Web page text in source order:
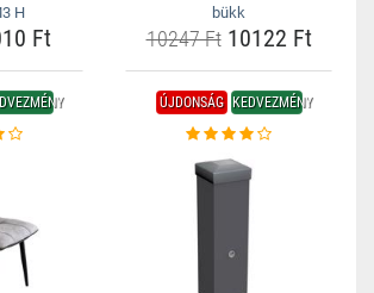
H
Ft
bükk
10247 Ft10122 Ft
ÚJDONSÁG KEDVEZMÉNY